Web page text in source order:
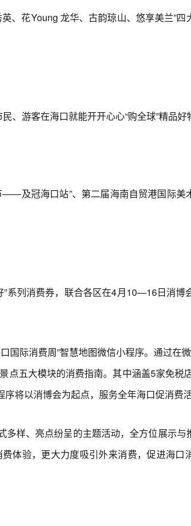
花Young 龙华、古韵琼山、悠享美兰”四
游客在海口就能开开心心“购全球”精品好
及冠海口站”、第二届海南自贸港国际美
列消费券，联合各区在4月10—16日消博
际消费周”智慧地图微信小程序。通过在
点五大模块的消费指南。其中涵盖5家免税
将以消博会为起点，服务全年海口促消费活
样、亮点纷呈的主题活动，全方位展示与
体验，更大力度吸引外来消费，促进海口